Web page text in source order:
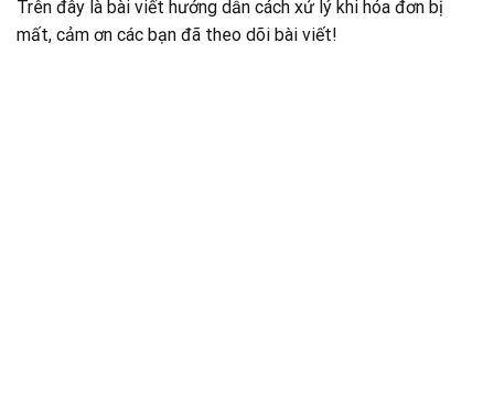
Trên đây là bài viết hướng dẫn cách xử lý khi hóa đơn bị
mất, cảm ơn các bạn đã theo dõi bài viết!